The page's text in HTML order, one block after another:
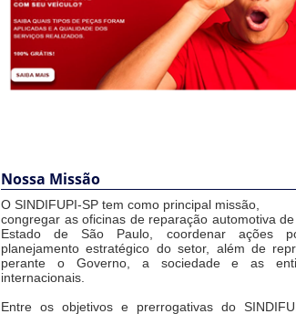
Nossa Missão
O SINDIFUPI-SP tem como principal missão,
congregar as oficinas de reparação automotiva
Estado de São Paulo, coordenar ações
planejamento estratégico do setor, além de
perante o Governo, a sociedade e as
internacionais.
Entre os objetivos e prerrogativas do